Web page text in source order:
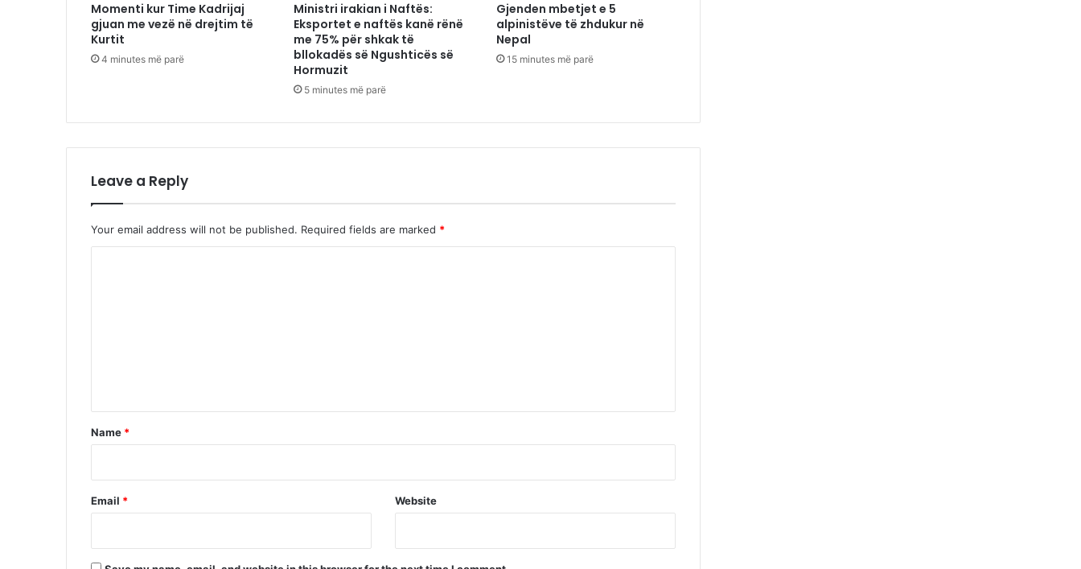
Momenti kur Time Kadrijaj
gjuan me vezë në drejtim të
Kurtit
4 minutes më parë
Ministri irakian i Naftës:
Eksportet e naftës kanë rënë
me 75% për shkak të
bllokadës së Ngushticës së
Hormuzit
5 minutes më parë
Gjenden mbetjet e 5
alpinistëve të zhdukur në
Nepal
15 minutes më parë
Leave a Reply
Your email address will not be published. Required fields are marked *
*
Name *
Email * Website